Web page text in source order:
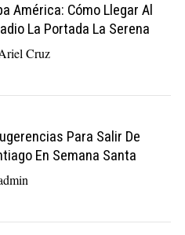
América: Cómo Llegar Al
La Portada La Serena
Cruz
Para Salir De
En Semana Santa